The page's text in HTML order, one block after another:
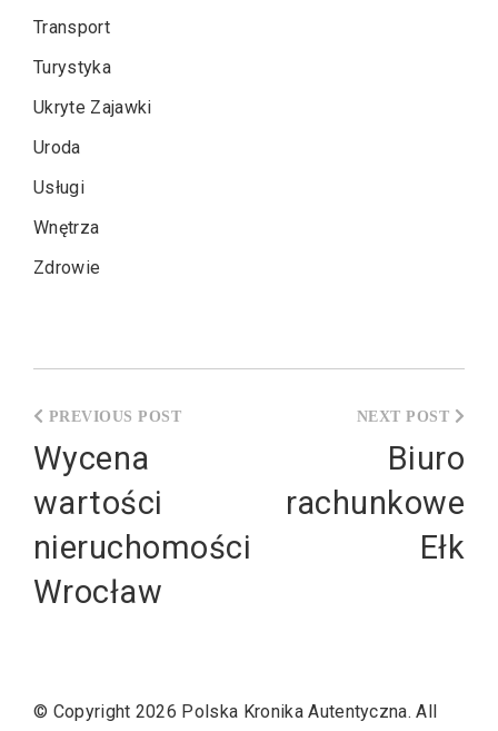
Transport
Turystyka
Ukryte Zajawki
Uroda
Usługi
Wnętrza
Zdrowie
wpisu
Wycena
wartości
nieruchomości
Wrocław
Biuro
rachunkowe
Ełk
© Copyright 2026 Polska Kronika Autentyczna. All